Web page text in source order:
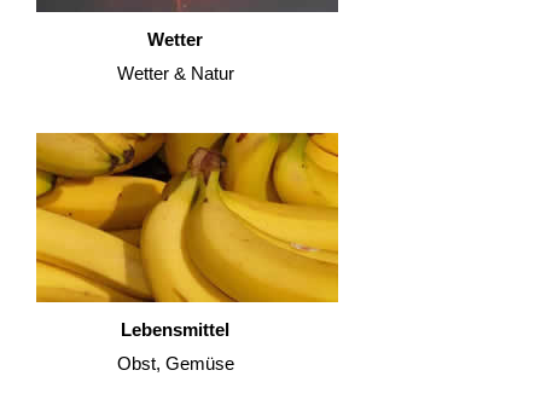
Wetter
Wetter & Natur
Lebensmittel
Obst, Gemüse